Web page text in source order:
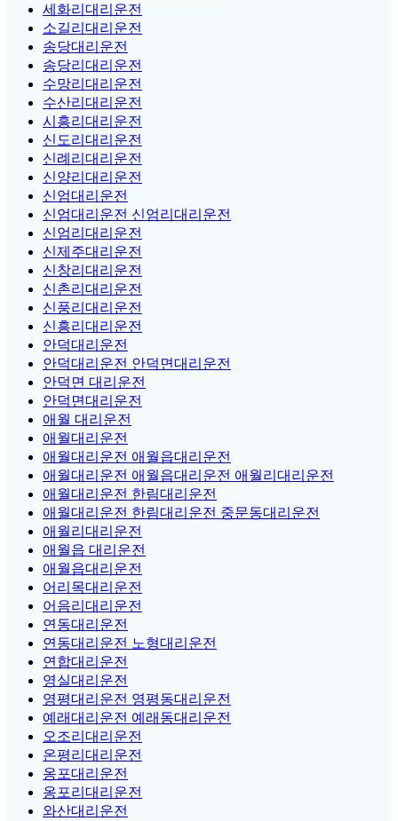
세화리대리운전
소길리대리운전
송당대리운전
송당리대리운전
수망리대리운전
수산리대리운전
시흥리대리운전
신도리대리운전
신례리대리운전
신양리대리운전
신엄대리운전
신엄대리운전 신엄리대리운전
신엄리대리운전
신제주대리운전
신창리대리운전
신촌리대리운전
신풍리대리운전
신흥리대리운전
안덕대리운전
안덕대리운전 안덕면대리운전
안덕면 대리운전
안덕면대리운전
애월 대리운전
애월대리운전
애월대리운전 애월읍대리운전
애월대리운전 애월읍대리운전 애월리대리운전
애월대리운전 한림대리운전
애월대리운전 한림대리운전 중문동대리운전
애월리대리운전
애월읍 대리운전
애월읍대리운전
어리목대리운전
어음리대리운전
연동대리운전
연동대리운전 노형대리운전
연합대리운전
영실대리운전
영평대리운전 영평동대리운전
예래대리운전 예래동대리운전
오조리대리운전
온평리대리운전
옹포대리운전
옹포리대리운전
와산대리운전